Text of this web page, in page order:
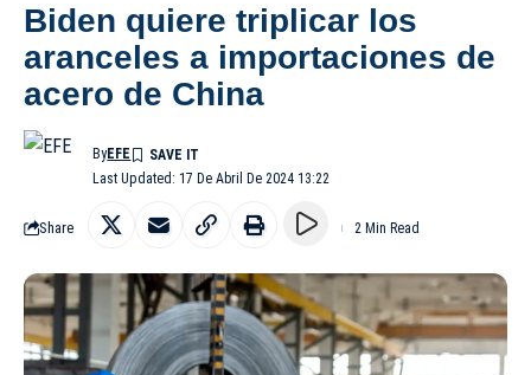
Biden quiere triplicar los
aranceles a importaciones de
acero de China
Last Updated: 17 De Abril De 2024 13:22
ByEFE
Share 2 Min Read